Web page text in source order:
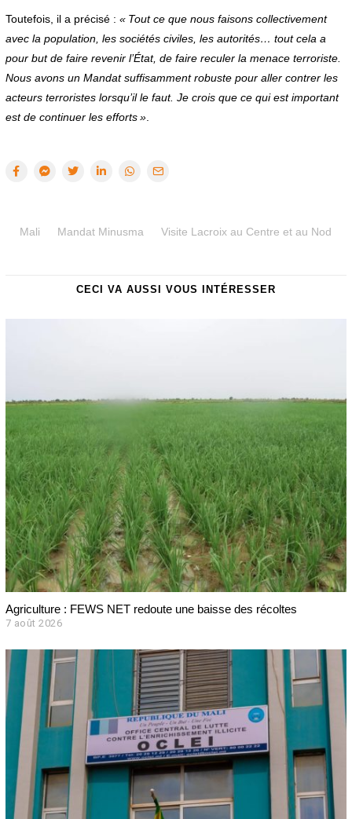
Toutefois, il a précisé : « Tout ce que nous faisons collectivement
avec la population, les sociétés civiles, les autorités… tout cela a
pour but de faire revenir l’État, de faire reculer la menace terroriste.
Nous avons un Mandat suffisamment robuste pour aller contrer les
acteurs terroristes lorsqu’il le faut. Je crois que ce qui est important
est de continuer les efforts ».
Mali Mandat Minusma Visite Lacroix au Centre et au Nod
CECI VA AUSSI VOUS INTÉRESSER
Agriculture : FEWS NET redoute une baisse des récoltes
7 août 2026
o
û
0
2